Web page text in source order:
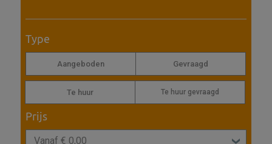
Type
Aangeboden Gevraagd
Te huur Te huur gevraagd
Prijs